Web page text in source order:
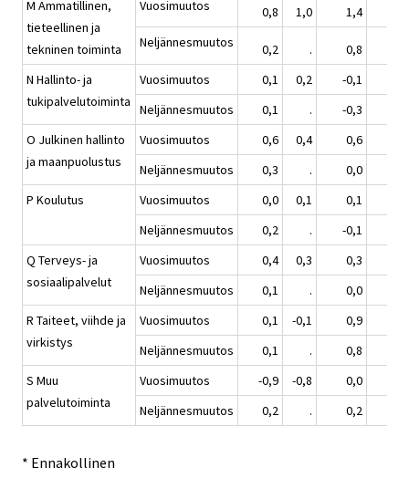
M Ammatillinen,
tieteellinen ja
tekninen toiminta
Vuosimuutos 0,8 1,0 1,4
Neljännesmuutos
0,2 . 0,8
N Hallinto- ja
tukipalvelutoiminta
Vuosimuutos 0,1 0,2 -0,1
Neljännesmuutos
0,1 . -0,3
O Julkinen hallinto
ja maanpuolustus
Vuosimuutos 0,6 0,4 0,6
Neljännesmuutos
0,3 . 0,0
P Koulutus
Vuosimuutos 0,0 0,1 0,1
Neljännesmuutos
0,2 . -0,1
Q Terveys- ja
sosiaalipalvelut
Vuosimuutos 0,4 0,3 0,3
Neljännesmuutos
0,1 . 0,0
R Taiteet, viihde ja
virkistys
Vuosimuutos 0,1 -0,1 0,9
Neljännesmuutos
0,1 . 0,8
S Muu
palvelutoiminta
Vuosimuutos -0,9 -0,8 0,0
Neljännesmuutos
0,2 . 0,2
* Ennakollinen